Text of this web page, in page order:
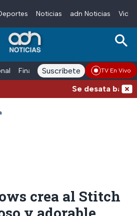
Noticias adn Noticias
Finanzas adn Noticias Radio
Suscríbete TV En Vivo
Se desata
crea al Stitch